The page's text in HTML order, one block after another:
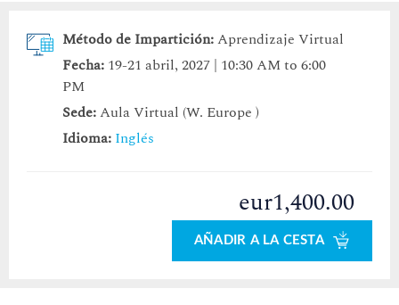
Método de Impartición:Aprendizaje Virtual
Fecha: 19-21 abril, 2027 | 10:30 AM to 6:00
PM
Sede:Aula Virtual (W. Europe )
Idioma: Inglés
eur1,400.00
AÑADIR A LA CESTA